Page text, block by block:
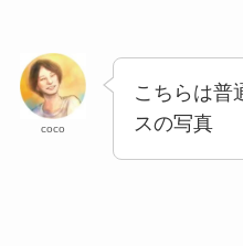
coco
こちらは普
スの写真